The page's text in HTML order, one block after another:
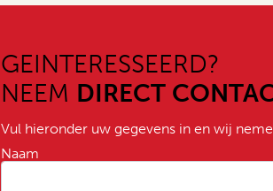
GEINTERESSEERD?
NEEM DIRECT
Vul hieronder uw gegevens in en wij
Naam